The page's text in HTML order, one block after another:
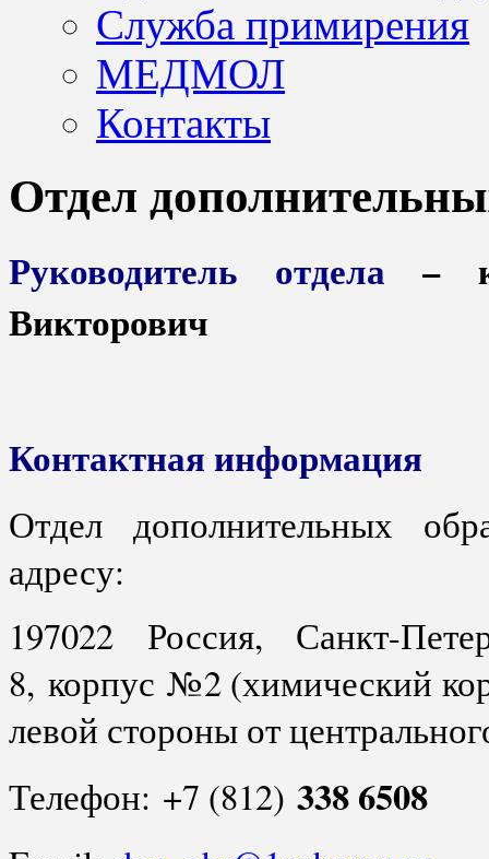
Служба примирения
МЕДМОЛ
Контакты
Отдел
Руководитель отдела –
Викторович
Контактная информация
Отдел дополнительных
адресу:
197022 Россия, Санкт-
8, корпус №2 (химический
левой стороны от
Телефон: +7 (812) 338 6508